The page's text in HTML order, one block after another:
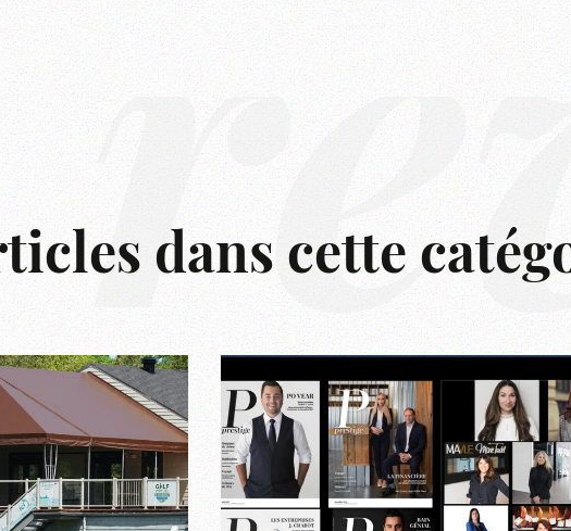
dans cette